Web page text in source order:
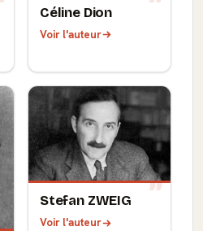
Céline Dion
Voir l'auteur
Stefan ZWEIG
Voir l'auteur